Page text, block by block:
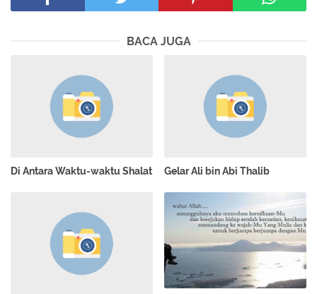
BACA JUGA
Di Antara Waktu-waktu Shalat Gelar Ali bin Abi Thalib